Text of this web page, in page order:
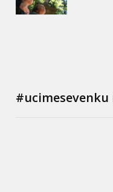
#ucimesevenku